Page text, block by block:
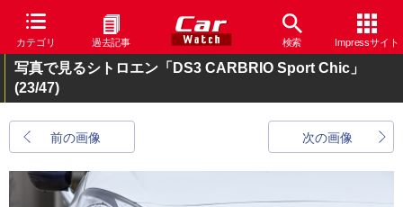
カテゴリ 過去記事 検索 Impressサイト
写真で見るシトロエン「DS3 CARBRIO Sport Chic」
(23/47)
前の画像 次の画像